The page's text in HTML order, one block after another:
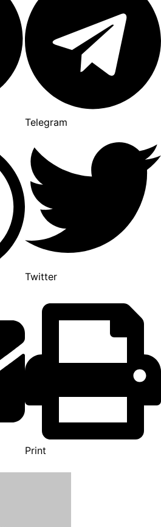
Telegram
Twitter
Print